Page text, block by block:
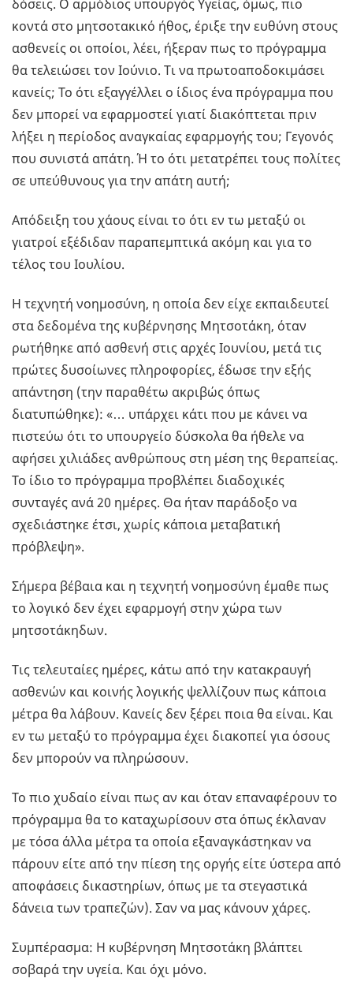
δόσεις. Ο αρμόδιος υπουργός Υγείας, όμως, πιο
κοντά στο μητσοτακικό ήθος, έριξε την ευθύνη στους
ασθενείς οι οποίοι, λέει, ήξεραν πως το πρόγραμμα
θα τελειώσει τον Ιούνιο. Τι να πρωτοαποδοκιμάσει
κανείς; Το ότι εξαγγέλλει ο ίδιος ένα πρόγραμμα που
δεν μπορεί να εφαρμοστεί γιατί διακόπτεται πριν
λήξει η περίοδος αναγκαίας εφαρμογής του; Γεγονός
που συνιστά απάτη. Ή το ότι μετατρέπει τους πολίτες
σε υπεύθυνους για την απάτη αυτή;
Απόδειξη του χάους είναι το ότι εν τω μεταξύ οι
γιατροί εξέδιδαν παραπεμπτικά ακόμη και για το
τέλος του Ιουλίου.
Η τεχνητή νοημοσύνη, η οποία δεν είχε εκπαιδευτεί
στα δεδομένα της κυβέρνησης Μητσοτάκη, όταν
ρωτήθηκε από ασθενή στις αρχές Ιουνίου, μετά τις
πρώτες δυσοίωνες πληροφορίες, έδωσε την εξής
απάντηση (την παραθέτω ακριβώς όπως
διατυπώθηκε): «… υπάρχει κάτι που με κάνει να
πιστεύω ότι το υπουργείο δύσκολα θα ήθελε να
αφήσει χιλιάδες ανθρώπους στη μέση της θεραπείας.
Το ίδιο το πρόγραμμα προβλέπει διαδοχικές
συνταγές ανά 20 ημέρες. Θα ήταν παράδοξο να
σχεδιάστηκε έτσι, χωρίς κάποια μεταβατική
πρόβλεψη».
Σήμερα βέβαια και η τεχνητή νοημοσύνη έμαθε πως
το λογικό δεν έχει εφαρμογή στην χώρα των
μητσοτάκηδων.
Τις τελευταίες ημέρες, κάτω από την κατακραυγή
ασθενών και κοινής λογικής ψελλίζουν πως κάποια
μέτρα θα λάβουν. Κανείς δεν ξέρει ποια θα είναι. Και
εν τω μεταξύ το πρόγραμμα έχει διακοπεί για όσους
δεν μπορούν να πληρώσουν.
Το πιο χυδαίο είναι πως αν και όταν επαναφέρουν το
πρόγραμμα θα το καταχωρίσουν στα όπως έκλαναν
με τόσα άλλα μέτρα τα οποία εξαναγκάστηκαν να
πάρουν είτε από την πίεση της οργής είτε ύστερα από
αποφάσεις δικαστηρίων, όπως με τα στεγαστικά
δάνεια των τραπεζών). Σαν να μας κάνουν χάρες.
Συμπέρασμα: Η κυβέρνηση Μητσοτάκη βλάπτει
σοβαρά την υγεία. Και όχι μόνο.